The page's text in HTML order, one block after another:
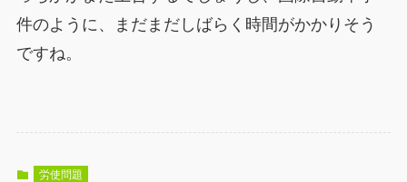
件のように、まだまだしばらく時間がかかりそう
ですね。
労使問題